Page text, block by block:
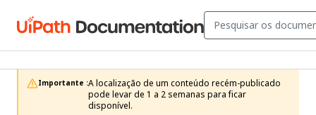
Importante :A localização de um conteúdo recém-publicado
pode levar de 1 a 2 semanas para ficar
disponível.